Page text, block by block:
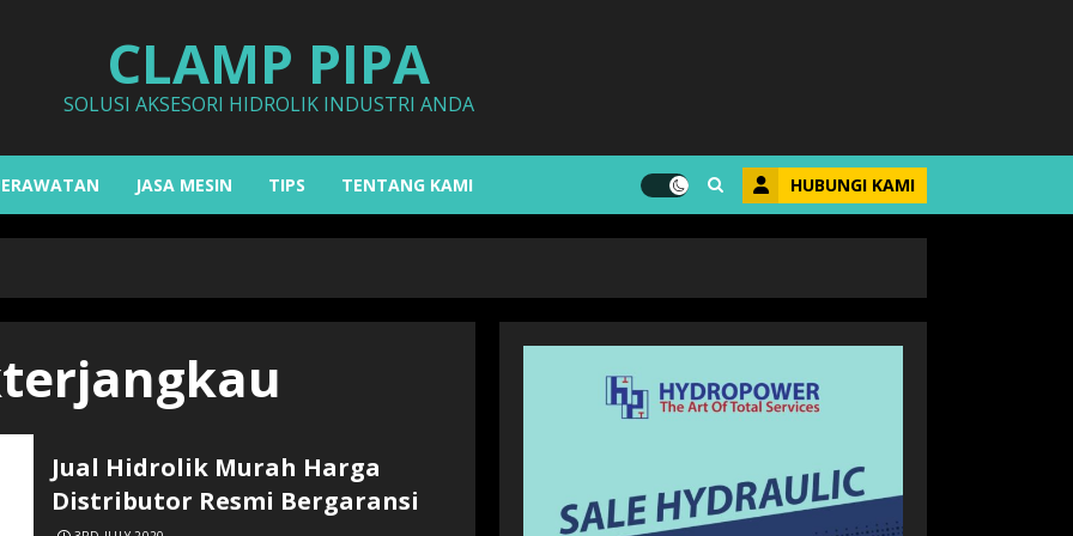
CLAMP PIPA
SOLUSI AKSESORI HIDROLIK INDUSTRI ANDA
JASA MESIN TIPS TENTANG KAMI HUBUNGI KAMI
Jual Hidrolik Murah Harga
Distributor Resmi Bergaransi